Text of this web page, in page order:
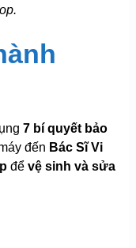
7 bí quyết bảo
đến Bác Sĩ Vi
để vệ sinh và sửa